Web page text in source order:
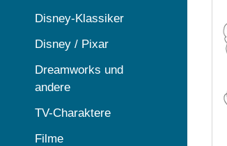
Disney-Klassiker
Disney / Pixar
Dreamworks und
andere
TV-Charaktere
Filme